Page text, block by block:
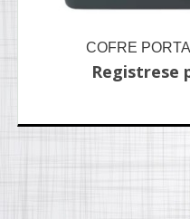
COFRE
Registrese